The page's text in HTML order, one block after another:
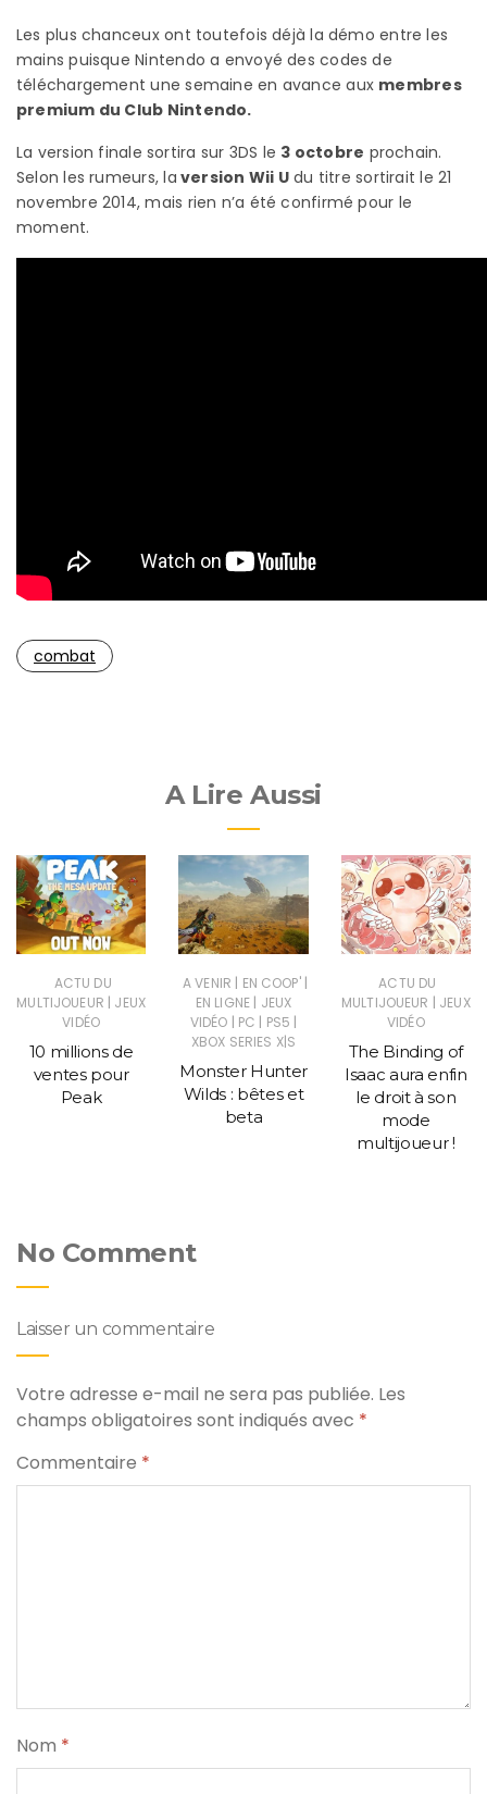
Les plus chanceux ont toutefois déjà la démo entre les
mains puisque Nintendo a envoyé des codes de
téléchargement une semaine en avance aux membres
premium du Club Nintendo.
La version finale sortira sur 3DS le 3 octobre prochain.
Selon les rumeurs, la version Wii Udu titre sortirait le 21
novembre 2014, mais rien n’a été confirmé pour le
moment.
combat
A Lire Aussi
ACTU DU
MULTIJOUEUR | JEUX
VIDÉO
10 millions de
ventes pour
Peak
A VENIR | EN COOP' |
EN LIGNE | JEUX
VIDÉO | PC | PS5 |
XBOX SERIES X|S
Monster Hunter
Wilds : bêtes et
beta
ACTU DU
MULTIJOUEUR | JEUX
VIDÉO
The Binding of
Isaac aura enfin
le droit à son
mode
multijoueur !
No Comment
Laisser un commentaire
Votre adresse e-mail ne sera pas publiée. Les
champs obligatoires sont indiqués avec *
Commentaire *
Nom *